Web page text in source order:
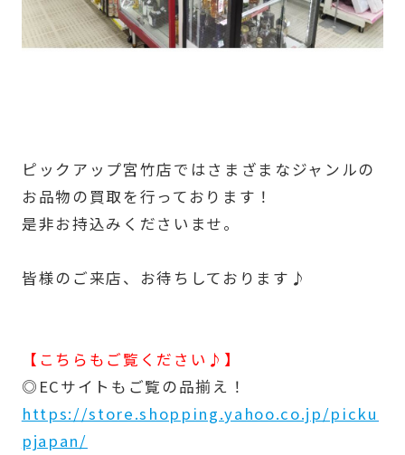
ピックアップ宮竹店ではさまざまなジャンルの
お品物の買取を行っております！
是非お持込みくださいませ。
皆様のご来店、お待ちしております♪
【こちらもご覧ください♪】
◎ECサイトもご覧の品揃え！
https://store.shopping.yahoo.co.jp/picku
pjapan/